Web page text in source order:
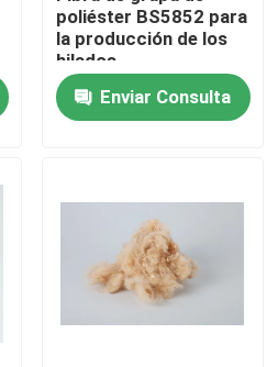
poliéster BS5852 para
la producción de los
hilados
Enviar Consulta